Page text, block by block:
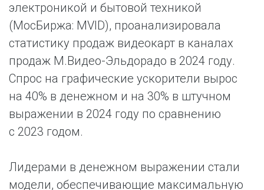
электроникой и бытовой техникой
(МосБиржа: MVID), проанализировала
статистику продаж видеокарт в каналах
продаж М.Видео-Эльдорадо в 2024 году.
Спрос на графические ускорители вырос
на 40% в денежном и на 30% в штучном
выражении в 2024 году по сравнению
с 2023 годом.
Лидерами в денежном выражении стали
модели, обеспечивающие максимальную